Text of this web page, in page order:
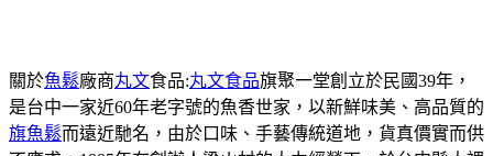
關於魚鬆廠商丸文食品:丸文食品旗聚一堂創立於民國39年，
是台中一家近60年老字號的魚香世家，以新鮮味美、高品質的
旗魚鬆而遠近馳名，由於口味、手藝傳統道地，貨真價實而供